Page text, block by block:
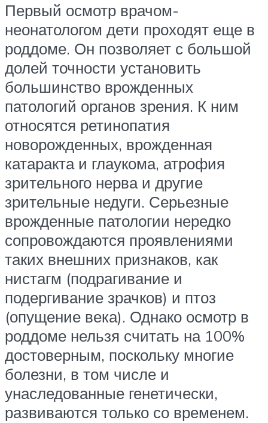
Первый осмотр врачом-
неонатологом дети проходят еще в
роддоме. Он позволяет с большой
долей точности установить
большинство врожденных
патологий органов зрения. К ним
относятся ретинопатия
новорожденных, врожденная
катаракта и глаукома, атрофия
зрительного нерва и другие
зрительные недуги. Серьезные
врожденные патологии нередко
сопровождаются проявлениями
таких внешних признаков, как
нистагм (подрагивание и
подергивание зрачков) и птоз
(опущение века). Однако осмотр в
роддоме нельзя считать на 100%
достоверным, поскольку многие
болезни, в том числе и
унаследованные генетически,
развиваются только со временем.